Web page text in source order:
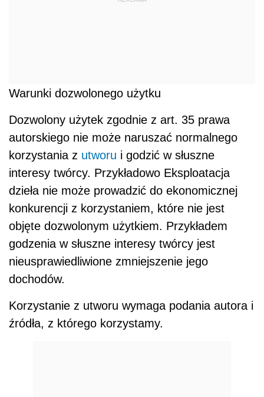
Warunki dozwolonego użytku
Dozwolony użytek zgodnie z art. 35 prawa
autorskiego nie może naruszać normalnego
korzystania z utworu i godzić w słuszne
interesy twórcy. Przykładowo Eksploatacja
dzieła nie może prowadzić do ekonomicznej
konkurencji z korzystaniem, które nie jest
objęte dozwolonym użytkiem. Przykładem
godzenia w słuszne interesy twórcy jest
nieusprawiedliwione zmniejszenie jego
dochodów.
Korzystanie z utworu wymaga podania autora i
źródła, z którego korzystamy.